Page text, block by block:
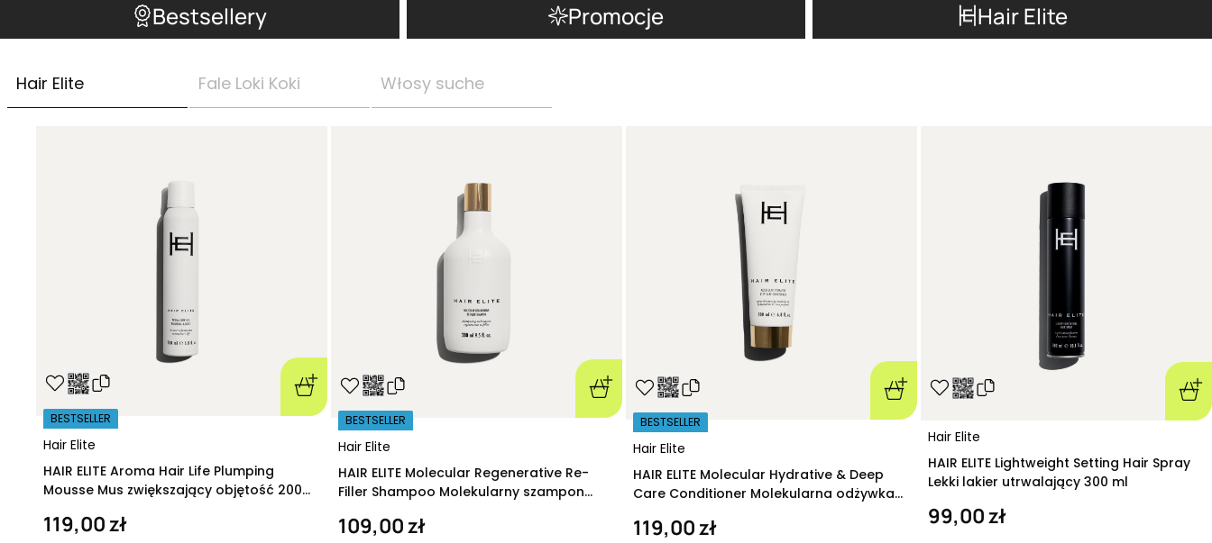
Bestsellery Promocje Hair Elite
Hair Elite Fale Loki Koki Włosy suche
Hair Elite
BESTSELLER
HAIR ELITE Aroma Hair Life Plumping
Mousse Mus zwiększający objętość 200
119,00 zł
Hair Elite
BESTSELLER
HAIR ELITE Molecular Regenerative Re-
Filler Shampoo Molekularny szampon
109,00 zł
Hair Elite
BESTSELLER
HAIR ELITE Molecular Hydrative & Deep
Care Conditioner Molekularna odżywka
119,00 zł
Hair Elite
HAIR ELITE Lightweight Setting Hair Spray
Lekki lakier utrwalający 300 ml
99,00 zł